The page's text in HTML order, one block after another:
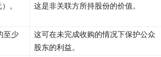
。 这是非关联方所持股份的价值。
至少
这可在未完成收购的情况下保护公众
股东的利益。